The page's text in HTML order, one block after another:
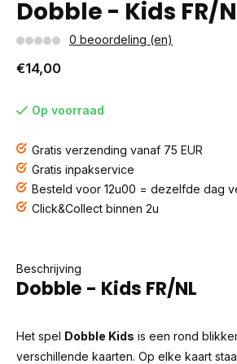
Dobble - Kids FR/
0 beoordeling (en)
€14,00
Op voorraad
Gratis verzending vanaf 75 EUR
Gratis inpakservice
Besteld voor 12u00 = dezelfde dag
Click&Collect binnen 2u
Beschrijving
Dobble - Kids FR/NL
Het spel Dobble Kids is een rond
verschillende kaarten. Op elke kaart